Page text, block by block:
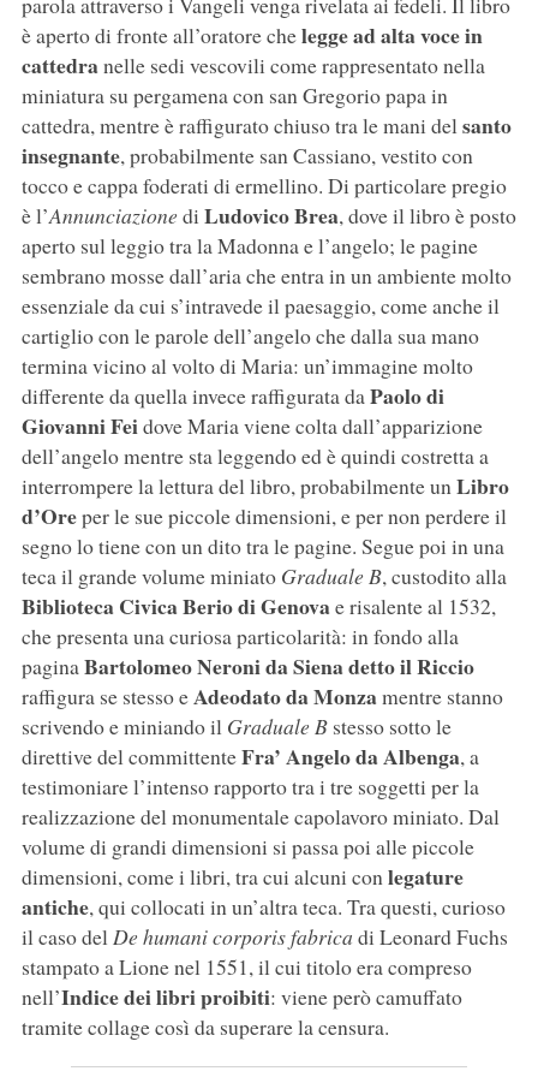
è aperto di fronte all’oratore chelegge ad alta voce in
cattedranelle sedi vescovili come rappresentato nella
miniatura su pergamena con san Gregorio papa in
cattedra, mentre è raffigurato chiuso tra le mani delsanto
insegnante, probabilmente san Cassiano, vestito con
tocco e cappa foderati di ermellino. Di particolare pregio
è l’Annunciazionedi Ludovico Brea, dove il libro è posto
aperto sul leggio tra la Madonna e l’angelo; le pagine
sembrano mosse dall’aria che entra in un ambiente molto
essenziale da cui s’intravede il paesaggio, come anche il
cartiglio con le parole dell’angelo che dalla sua mano
termina vicino al volto di Maria: un’immagine molto
differente da quella invece raffigurata daPaolo di
Giovanni Feidove Maria viene colta dall’apparizione
dell’angelo mentre sta leggendo ed è quindi costretta a
interrompere la lettura del libro, probabilmente unLibro
d’Oreper le sue piccole dimensioni, e per non perdere il
segno lo tiene con un dito tra le pagine. Segue poi in una
teca il grande volume miniato Graduale B, custodito alla
Biblioteca Civica Berio di Genovae risalente al 1532,
che presenta una curiosa particolarità: in fondo alla
paginaBartolomeo Neroni da Siena detto il Riccio
raffigura se stesso eAdeodato da Monzamentre stanno
scrivendo e miniando il Graduale B stesso sotto le
direttive del committenteFra’ Angelo da Albenga, a
testimoniare l’intenso rapporto tra i tre soggetti per la
realizzazione del monumentale capolavoro miniato. Dal
volume di grandi dimensioni si passa poi alle piccole
dimensioni, come i libri, tra cui alcuni conlegature
antiche, qui collocati in un’altra teca. Tra questi, curioso
il caso delDe humani corporis fabrica di Leonard Fuchs
stampato a Lione nel 1551, il cui titolo era compreso
nell’Indice dei libri proibiti: viene però camuffato
tramite collage così da superare la censura.